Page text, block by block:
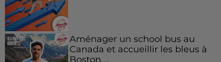
Aménager un school bus au
Canada et accueillir les bleus à
Boston,...